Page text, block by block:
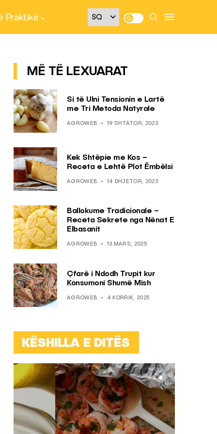
Praktikë
MË TË LEXUARAT
Si të Ulni Tensionin e Lartë
me Tri Metoda Natyrale
AGROWEB 19 SHTATOR, 2023
Kek Shtëpie me Kos –
Receta e Lehtë Plot Ëmbëlsi
AGROWEB 14 DHJETOR, 2023
Ballokume Tradicionale –
Receta Sekrete nga Nënat E
Elbasanit
AGROWEB 13 MARS, 2025
Çfarë i Ndodh Trupit kur
Konsumoni Shumë Mish
AGROWEB 4 KORRIK, 2025
KËSHILLA E DITËS